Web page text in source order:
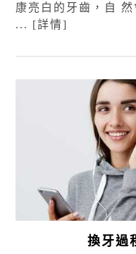
康亮白的牙齒，自
... [詳情]
換牙過